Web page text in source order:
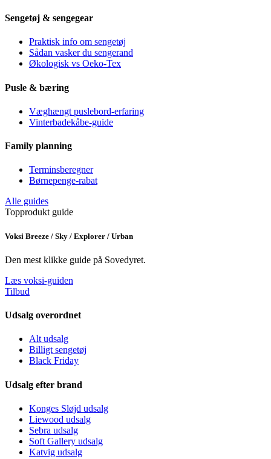
Sengetøj & sengegear
Praktisk info om sengetøj
Sådan vasker du sengerand
Økologisk vs Oeko-Tex
Pusle & bæring
Væghængt puslebord-erfaring
Vinterbadekåbe-guide
Family planning
Terminsberegner
Børnepenge-rabat
Alle guides
Topprodukt guide
Voksi Breeze / Sky / Explorer / Urban
Den mest klikke guide på Sovedyret.
Læs voksi-guiden
Tilbud
Udsalg overordnet
Alt udsalg
Billigt sengetøj
Black Friday
Udsalg efter brand
Konges Sløjd udsalg
Liewood udsalg
Sebra udsalg
Soft Gallery udsalg
Katvig udsalg